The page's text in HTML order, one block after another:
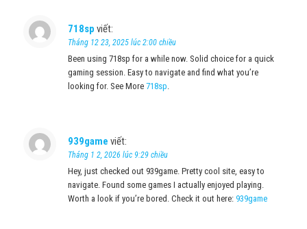
718sp viết:
Tháng 12 23, 2025 lúc 2:00 chiều
Been using 718sp for a while now. Solid choice for a quick
gaming session. Easy to navigate and find what you’re
looking for. See More 718sp
939game viết:
Tháng 1 2, 2026 lúc 9:29 chiều
Hey, just checked out 939game. Pretty cool site, easy to
navigate. Found some games I actually enjoyed playing.
Worth a look if you’re bored. Check it out here: 939game